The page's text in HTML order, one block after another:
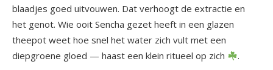
blaadjes goed uitvouwen. Dat verhoogt de extractie en
het genot. Wie ooit Sencha gezet heeft in een glazen
theepot weet hoe snel het water zich vult met een
diepgroene gloed — haast een klein ritueel op zich
.